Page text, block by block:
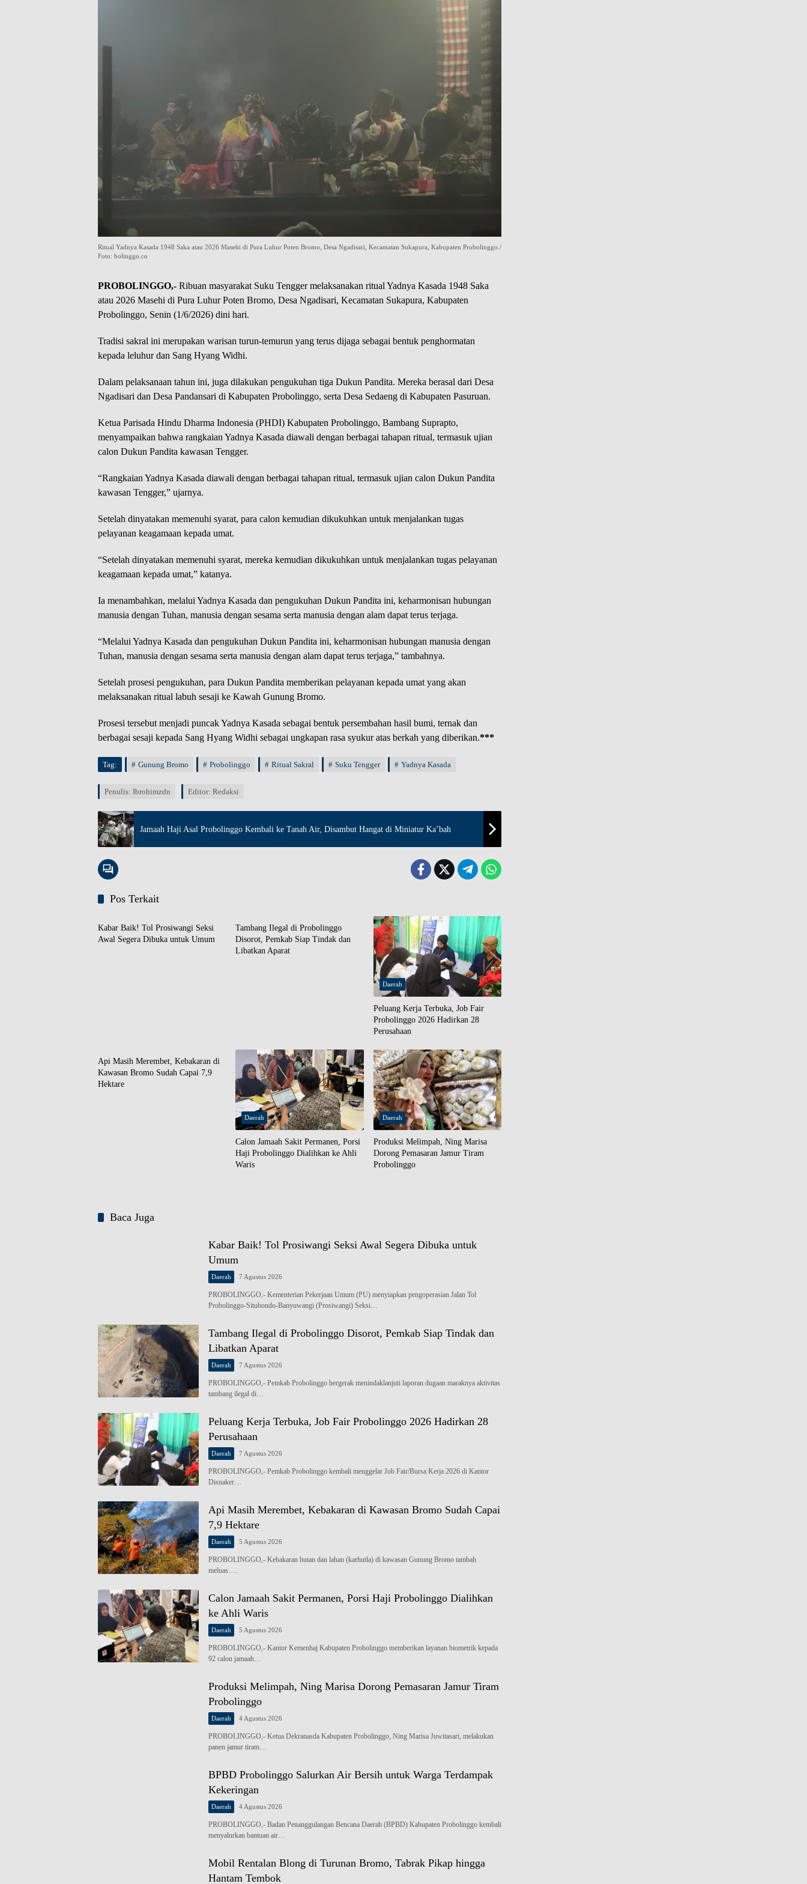
Ritual Yadnya Kasada 1948 Saka atau 2026 Masehi di Pura Luhur Poten Bromo, Desa Ngadisari, Kecamatan Sukapura, Kabupaten Probolinggo./
Foto: bolinggo.co
PROBOLINGGO,- Ribuan masyarakat Suku Tengger melaksanakan ritual Yadnya Kasada 1948 Saka
atau 2026 Masehi di Pura Luhur Poten Bromo, Desa Ngadisari, Kecamatan Sukapura, Kabupaten
Probolinggo, Senin (1/6/2026) dini hari.
Tradisi sakral ini merupakan warisan turun-temurun yang terus dijaga sebagai bentuk penghormatan
kepada leluhur dan Sang Hyang Widhi.
Dalam pelaksanaan tahun ini, juga dilakukan pengukuhan tiga Dukun Pandita. Mereka berasal dari Desa
Ngadisari dan Desa Pandansari di Kabupaten Probolinggo, serta Desa Sedaeng di Kabupaten Pasuruan.
Ketua Parisada Hindu Dharma Indonesia (PHDI) Kabupaten Probolinggo, Bambang Suprapto,
menyampaikan bahwa rangkaian Yadnya Kasada diawali dengan berbagai tahapan ritual, termasuk ujian
calon Dukun Pandita kawasan Tengger.
“Rangkaian Yadnya Kasada diawali dengan berbagai tahapan ritual, termasuk ujian calon Dukun Pandita
kawasan Tengger,” ujarnya.
Setelah dinyatakan memenuhi syarat, para calon kemudian dikukuhkan untuk menjalankan tugas
pelayanan keagamaan kepada umat.
“Setelah dinyatakan memenuhi syarat, mereka kemudian dikukuhkan untuk menjalankan tugas pelayanan
keagamaan kepada umat,” katanya.
Ia menambahkan, melalui Yadnya Kasada dan pengukuhan Dukun Pandita ini, keharmonisan hubungan
manusia dengan Tuhan, manusia dengan sesama serta manusia dengan alam dapat terus terjaga.
“Melalui Yadnya Kasada dan pengukuhan Dukun Pandita ini, keharmonisan hubungan manusia dengan
Tuhan, manusia dengan sesama serta manusia dengan alam dapat terus terjaga,” tambahnya.
Setelah prosesi pengukuhan, para Dukun Pandita memberikan pelayanan kepada umat yang akan
melaksanakan ritual labuh sesaji ke Kawah Gunung Bromo.
Prosesi tersebut menjadi puncak Yadnya Kasada sebagai bentuk persembahan hasil bumi, ternak dan
berbagai sesaji kepada Sang Hyang Widhi sebagai ungkapan rasa syukur atas berkah yang diberikan.***
Tag: Gunung Bromo Probolinggo Ritual Sakral Suku Tengger Yadnya Kasada
Penulis: Ibrohimzdn Editor: Redaksi
Jamaah Haji Asal Probolinggo Kembali ke Tanah Air, Disambut Hangat di Miniatur Ka’bah
Pos Terkait
Daerah
Kabar Baik! Tol Prosiwangi Seksi
Awal Segera Dibuka untuk Umum
Tambang Ilegal di Probolinggo
Disorot, Pemkab Siap Tindak dan
Libatkan Aparat
Daerah
Peluang Kerja Terbuka, Job Fair
Probolinggo 2026 Hadirkan 28
Perusahaan
Api Masih Merembet, Kebakaran di
Kawasan Bromo Sudah Capai 7,9
Hektare
Daerah
Calon Jamaah Sakit Permanen, Porsi
Haji Probolinggo Dialihkan ke Ahli
Waris
Daerah
Produksi Melimpah, Ning Marisa
Dorong Pemasaran Jamur Tiram
Probolinggo
Baca Juga
Kabar Baik! Tol Prosiwangi Seksi Awal Segera Dibuka untuk
Umum
Daerah 7 Agustus 2026
PROBOLINGGO,- Kementerian Pekerjaan Umum (PU) menyiapkan pengoperasian Jalan Tol
Probolinggo-Situbondo-Banyuwangi (Prosiwangi) Seksi…
Tambang Ilegal di Probolinggo Disorot, Pemkab Siap Tindak dan
Libatkan Aparat
Daerah 7 Agustus 2026
PROBOLINGGO,- Pemkab Probolinggo bergerak menindaklanjuti laporan dugaan maraknya aktivitas
tambang ilegal di…
Peluang Kerja Terbuka, Job Fair Probolinggo 2026 Hadirkan 28
Perusahaan
Daerah 7 Agustus 2026
PROBOLINGGO,- Pemkab Probolinggo kembali menggelar Job Fair/Bursa Kerja 2026 di Kantor
Disnaker…
Api Masih Merembet, Kebakaran di Kawasan Bromo Sudah Capai
7,9 Hektare
Daerah 5 Agustus 2026
PROBOLINGGO,- Kebakaran hutan dan lahan (karhutla) di kawasan Gunung Bromo tambah
meluas….
Calon Jamaah Sakit Permanen, Porsi Haji Probolinggo Dialihkan
ke Ahli Waris
Daerah 5 Agustus 2026
PROBOLINGGO,- Kantor Kemenhaj Kabupaten Probolinggo memberikan layanan biometrik kepada
92 calon jamaah…
Produksi Melimpah, Ning Marisa Dorong Pemasaran Jamur Tiram
Probolinggo
Daerah 4 Agustus 2026
PROBOLINGGO,- Ketua Dekranasda Kabupaten Probolinggo, Ning Marisa Juwitasari, melakukan
panen jamur tiram…
BPBD Probolinggo Salurkan Air Bersih untuk Warga Terdampak
Kekeringan
Daerah 4 Agustus 2026
PROBOLINGGO,- Badan Penanggulangan Bencana Daerah (BPBD) Kabupaten Probolinggo kembali
menyalurkan bantuan air…
Mobil Rentalan Blong di Turunan Bromo, Tabrak Pikap hingga
Hantam Tembok